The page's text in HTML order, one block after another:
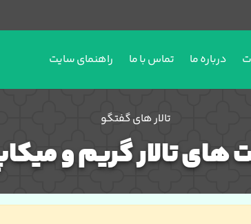
درباره ما تماس با ما راهنمای سایت
تالار های گفتگو
های تالار گریم و